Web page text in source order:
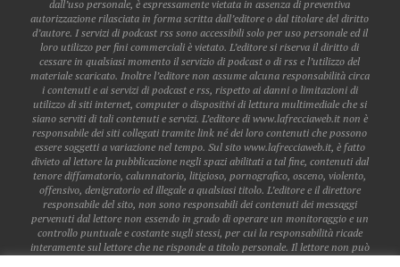
dall’uso personale, è espressamente vietata in assenza di preventiva
autorizzazione rilasciata in forma scritta dall’editore o dal titolare del diritto
d’autore. I servizi di podcast rss sono accessibili solo per uso personale ed il
loro utilizzo per fini commerciali è vietato. L’editore si riserva il diritto di
cessare in qualsiasi momento il servizio di podcast o di rss e l’utilizzo del
materiale scaricato. Inoltre l’editore non assume alcuna responsabilità circa
i contenuti e ai servizi di podcast e rss, rispetto ai danni o limitazioni di
utilizzo di siti internet, computer o dispositivi di lettura multimediale che si
siano serviti di tali contenuti e servizi. L’editore di www.lafrecciaweb.it non è
responsabile dei siti collegati tramite link né dei loro contenuti che possono
essere soggetti a variazione nel tempo. Sul sito www.lafrecciaweb.it, è fatto
divieto al lettore la pubblicazione negli spazi abilitati a tal fine, contenuti dal
tenore diffamatorio, calunnatorio, litigioso, pornografico, osceno, violento,
offensivo, denigratorio ed illegale a qualsiasi titolo. L’editore e il direttore
responsabile del sito, non sono responsabili dei contenuti dei messaggi
pervenuti dal lettore non essendo in grado di operare un monitoraggio e un
controllo puntuale e costante sugli stessi, per cui la responsabilità ricade
interamente sul lettore che ne risponde a titolo personale. Il lettore non può